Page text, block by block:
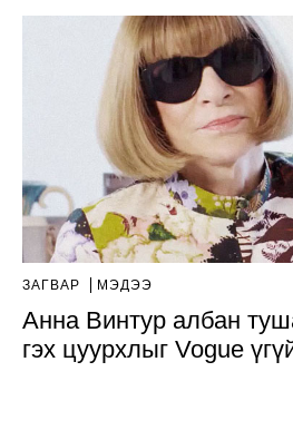
ЗАГВАР МЭДЭЭ
Анна Винтур албан
гэх цуурхлыг Vogue